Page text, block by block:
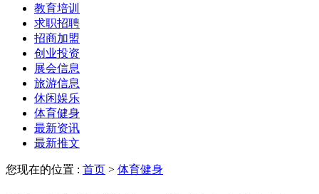
教育培训
求职招聘
招商加盟
创业投资
展会信息
旅游信息
休闲娱乐
体育健身
最新资讯
最新推文
您现在的位置 : 首页 > 体育健身